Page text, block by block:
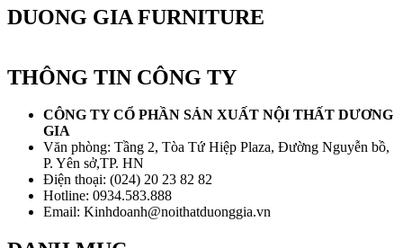
DUONG GIA FURNITURE
THÔNG TIN CÔNG TY
CÔNG TY CỔ PHẦN SẢN XUẤT NỘI THẤT DƯƠNG
GIA
Văn phòng: Tầng 2, Tòa Tứ Hiệp Plaza, Đường Nguyễn bồ,
P. Yên sở,TP. HN
Điện thoại: (024) 20 23 82 82
Hotline: 0934.583.888
Email: Kinhdoanh@noithatduonggia.vn